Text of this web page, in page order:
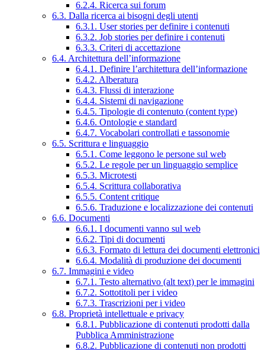
6.2.4. Ricerca sui forum
6.3. Dalla ricerca ai bisogni degli utenti
6.3.1. User stories per definire i contenuti
6.3.2. Job stories per definire i contenuti
6.3.3. Criteri di accettazione
6.4. Architettura dell’informazione
6.4.1. Definire l’architettura dell’informazione
6.4.2. Alberatura
6.4.3. Flussi di interazione
6.4.4. Sistemi di navigazione
6.4.5. Tipologie di contenuto (content type)
6.4.6. Ontologie e standard
6.4.7. Vocabolari controllati e tassonomie
6.5. Scrittura e linguaggio
6.5.1. Come leggono le persone sul web
6.5.2. Le regole per un linguaggio semplice
6.5.3. Microtesti
6.5.4. Scrittura collaborativa
6.5.5. Content critique
6.5.6. Traduzione e localizzazione dei contenuti
6.6. Documenti
6.6.1. I documenti vanno sul web
6.6.2. Tipi di documenti
6.6.3. Formato di lettura dei documenti elettronici
6.6.4. Modalità di produzione dei documenti
6.7. Immagini e video
6.7.1. Testo alternativo (alt text) per le immagini
6.7.2. Sottotitoli per i video
6.7.3. Trascrizioni per i video
6.8. Proprietà intellettuale e privacy
6.8.1. Pubblicazione di contenuti prodotti dalla
Pubblica Amministrazione
6.8.2. Pubblicazione di contenuti non prodotti